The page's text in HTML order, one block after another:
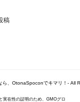
稿
、OtonaSpoconでキマリ！- All
実在性の証明のため、GMOグロ